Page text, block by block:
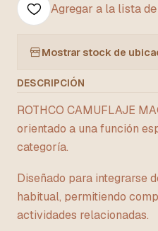
Agregar a la lista
Mostrar stock de
DESCRIPCIÓN
ROTHCO CAMUFLAJE
orientado a una función
categoría.
Diseñado para integrarse
habitual, permitiendo
actividades relacionadas.